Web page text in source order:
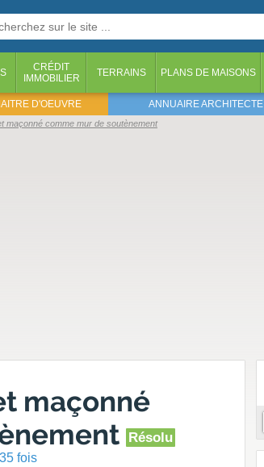
CRÉDIT
IMMOBILIER
TERRAINS PLANS DE MAISONS
D'OEUVRE ANNUAIRE ARCHITECTE
maçonné comme mur de soutènement
maçonné
Résolu
fois